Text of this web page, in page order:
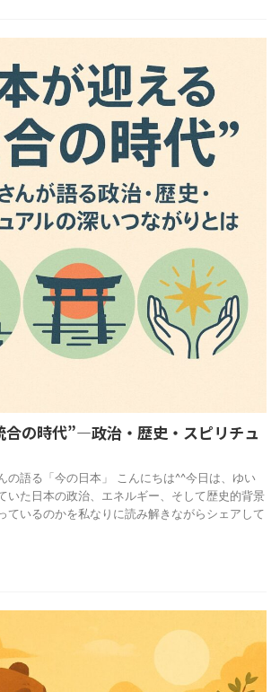
合の時代”—政治・歴史・スピリチュ
の語る「今の日本」 こんにちは^^今日は、ゆい
いた日本の政治、エネルギー、そして歴史的背景
ているのかを私なりに読み解きながらシェアして